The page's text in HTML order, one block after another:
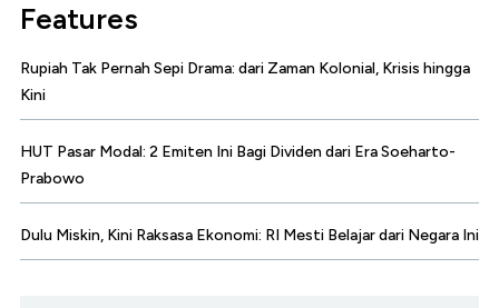
Features
Rupiah Tak Pernah Sepi Drama: dari Zaman Kolonial, Krisis hingga
Kini
HUT Pasar Modal: 2 Emiten Ini Bagi Dividen dari Era Soeharto-
Prabowo
Dulu Miskin, Kini Raksasa Ekonomi: RI Mesti Belajar dari Negara Ini